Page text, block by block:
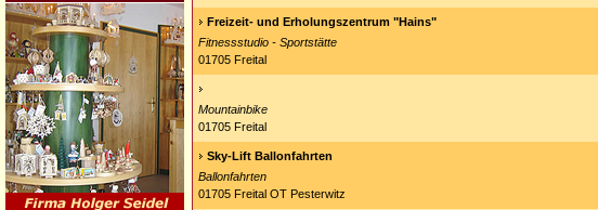
Freizeit- und Erholungszentrum "Hains"
Fitnessstudio - Sportstätte
01705 Freital
Mountainbike
01705 Freital
Sky-Lift Ballonfahrten
Ballonfahrten
01705 Freital OT Pesterwitz